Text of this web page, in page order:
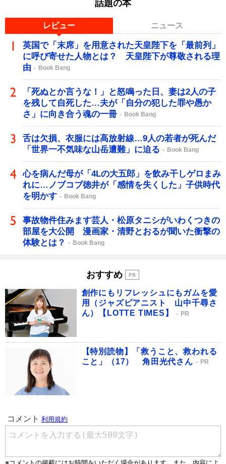
話題の本
レビュー ニュース
英国で「末席」を用意された天皇陛下を「最前列」
に呼び寄せた人物とは？ 天皇陛下が尊敬される理
由
Book Bang
「死ぬとか言うな！」と怒鳴った日、妻は2人の子
を残して自死した…夫が「自分の犯した罪や愚か
さ」に向き合う魂の一冊
Book Bang
舌は欠損、衣服には高放射線…9人の若者が死んだ
「世界一不気味な山岳遭難」に迫る
Book Bang
心を病んだ母が「4Lの大五郎」を飲み干しゲロまみ
れに…ノブコブ徳井が「感情を失くした」子供時代
を明かす
Book Bang
事故物件住みます芸人・松原タニシがいわくつきの
部屋を大公開 漫画家・清野とおるが聞いた衝撃の
体験とは？
Book Bang
おすすめ
創作にもリフレッシュにもガムを愛
用（ジャズピアニスト 山中千尋さ
ん）【LOTTE TIMES】
PR
【特別読物】「救うこと、救われる
こと」（17） 角田光代さん
PR